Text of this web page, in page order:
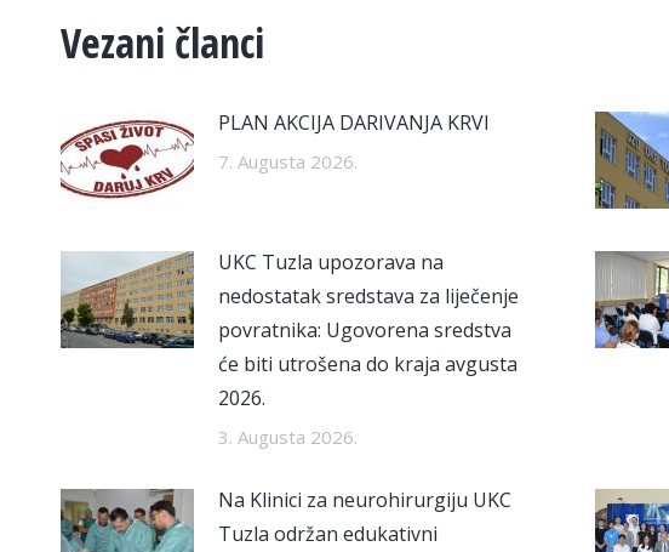
Vezani članci
PLAN AKCIJA DARIVANJA KRVI
7. Augusta 2026.
UKC Tuzla upozorava na
nedostatak sredstava za liječenje
povratnika: Ugovorena sredstva
će biti utrošena do kraja avgusta
2026.
3. Augusta 2026.
Na Klinici za neurohirurgiju UKC
Tuzla održan edukativni